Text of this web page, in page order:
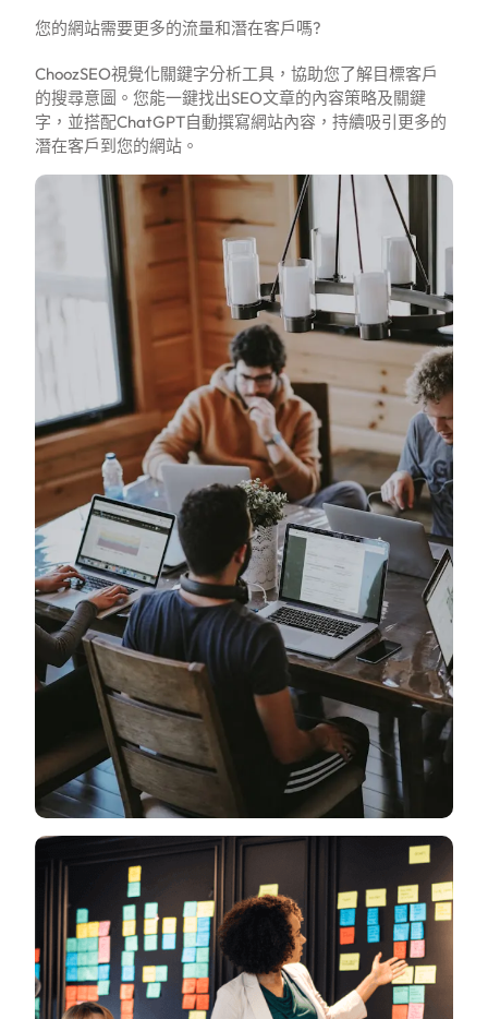
您的網站需要更多的流量和潛在客戶嗎?
ChoozSEO視覺化關鍵字分析工具，協助您了解目標客戶
的搜尋意圖。您能一鍵找出SEO文章的內容策略及關鍵
字，並搭配ChatGPT自動撰寫網站內容，持續吸引更多的
潛在客戶到您的網站。